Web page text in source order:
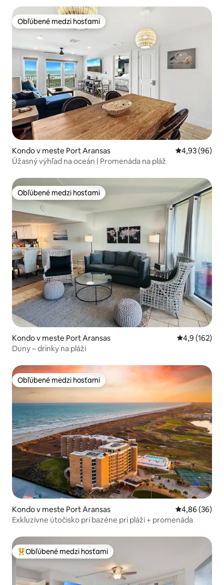
Obľúbené medzi hosťami
Obľúbené medzi hosťami
Kondo v meste Port Aransas Priemerné
4,93 (96)
Úžasný výhľad na oceán | Promenáda na pláž
Obľúbené medzi hosťami
Obľúbené medzi hosťami
Kondo v meste Port Aransas Priemerné
4,9 (162)
Duny – drinky na pláži
Obľúbené medzi hosťami
Obľúbené medzi hosťami
Kondo v meste Port Aransas Priemerné
4,86 (36)
Exkluzívne útočisko pri bazéne pri pláži + promenáda
Najobľúbenejšie medzi hosťami
Obľúbené medzi hosťami